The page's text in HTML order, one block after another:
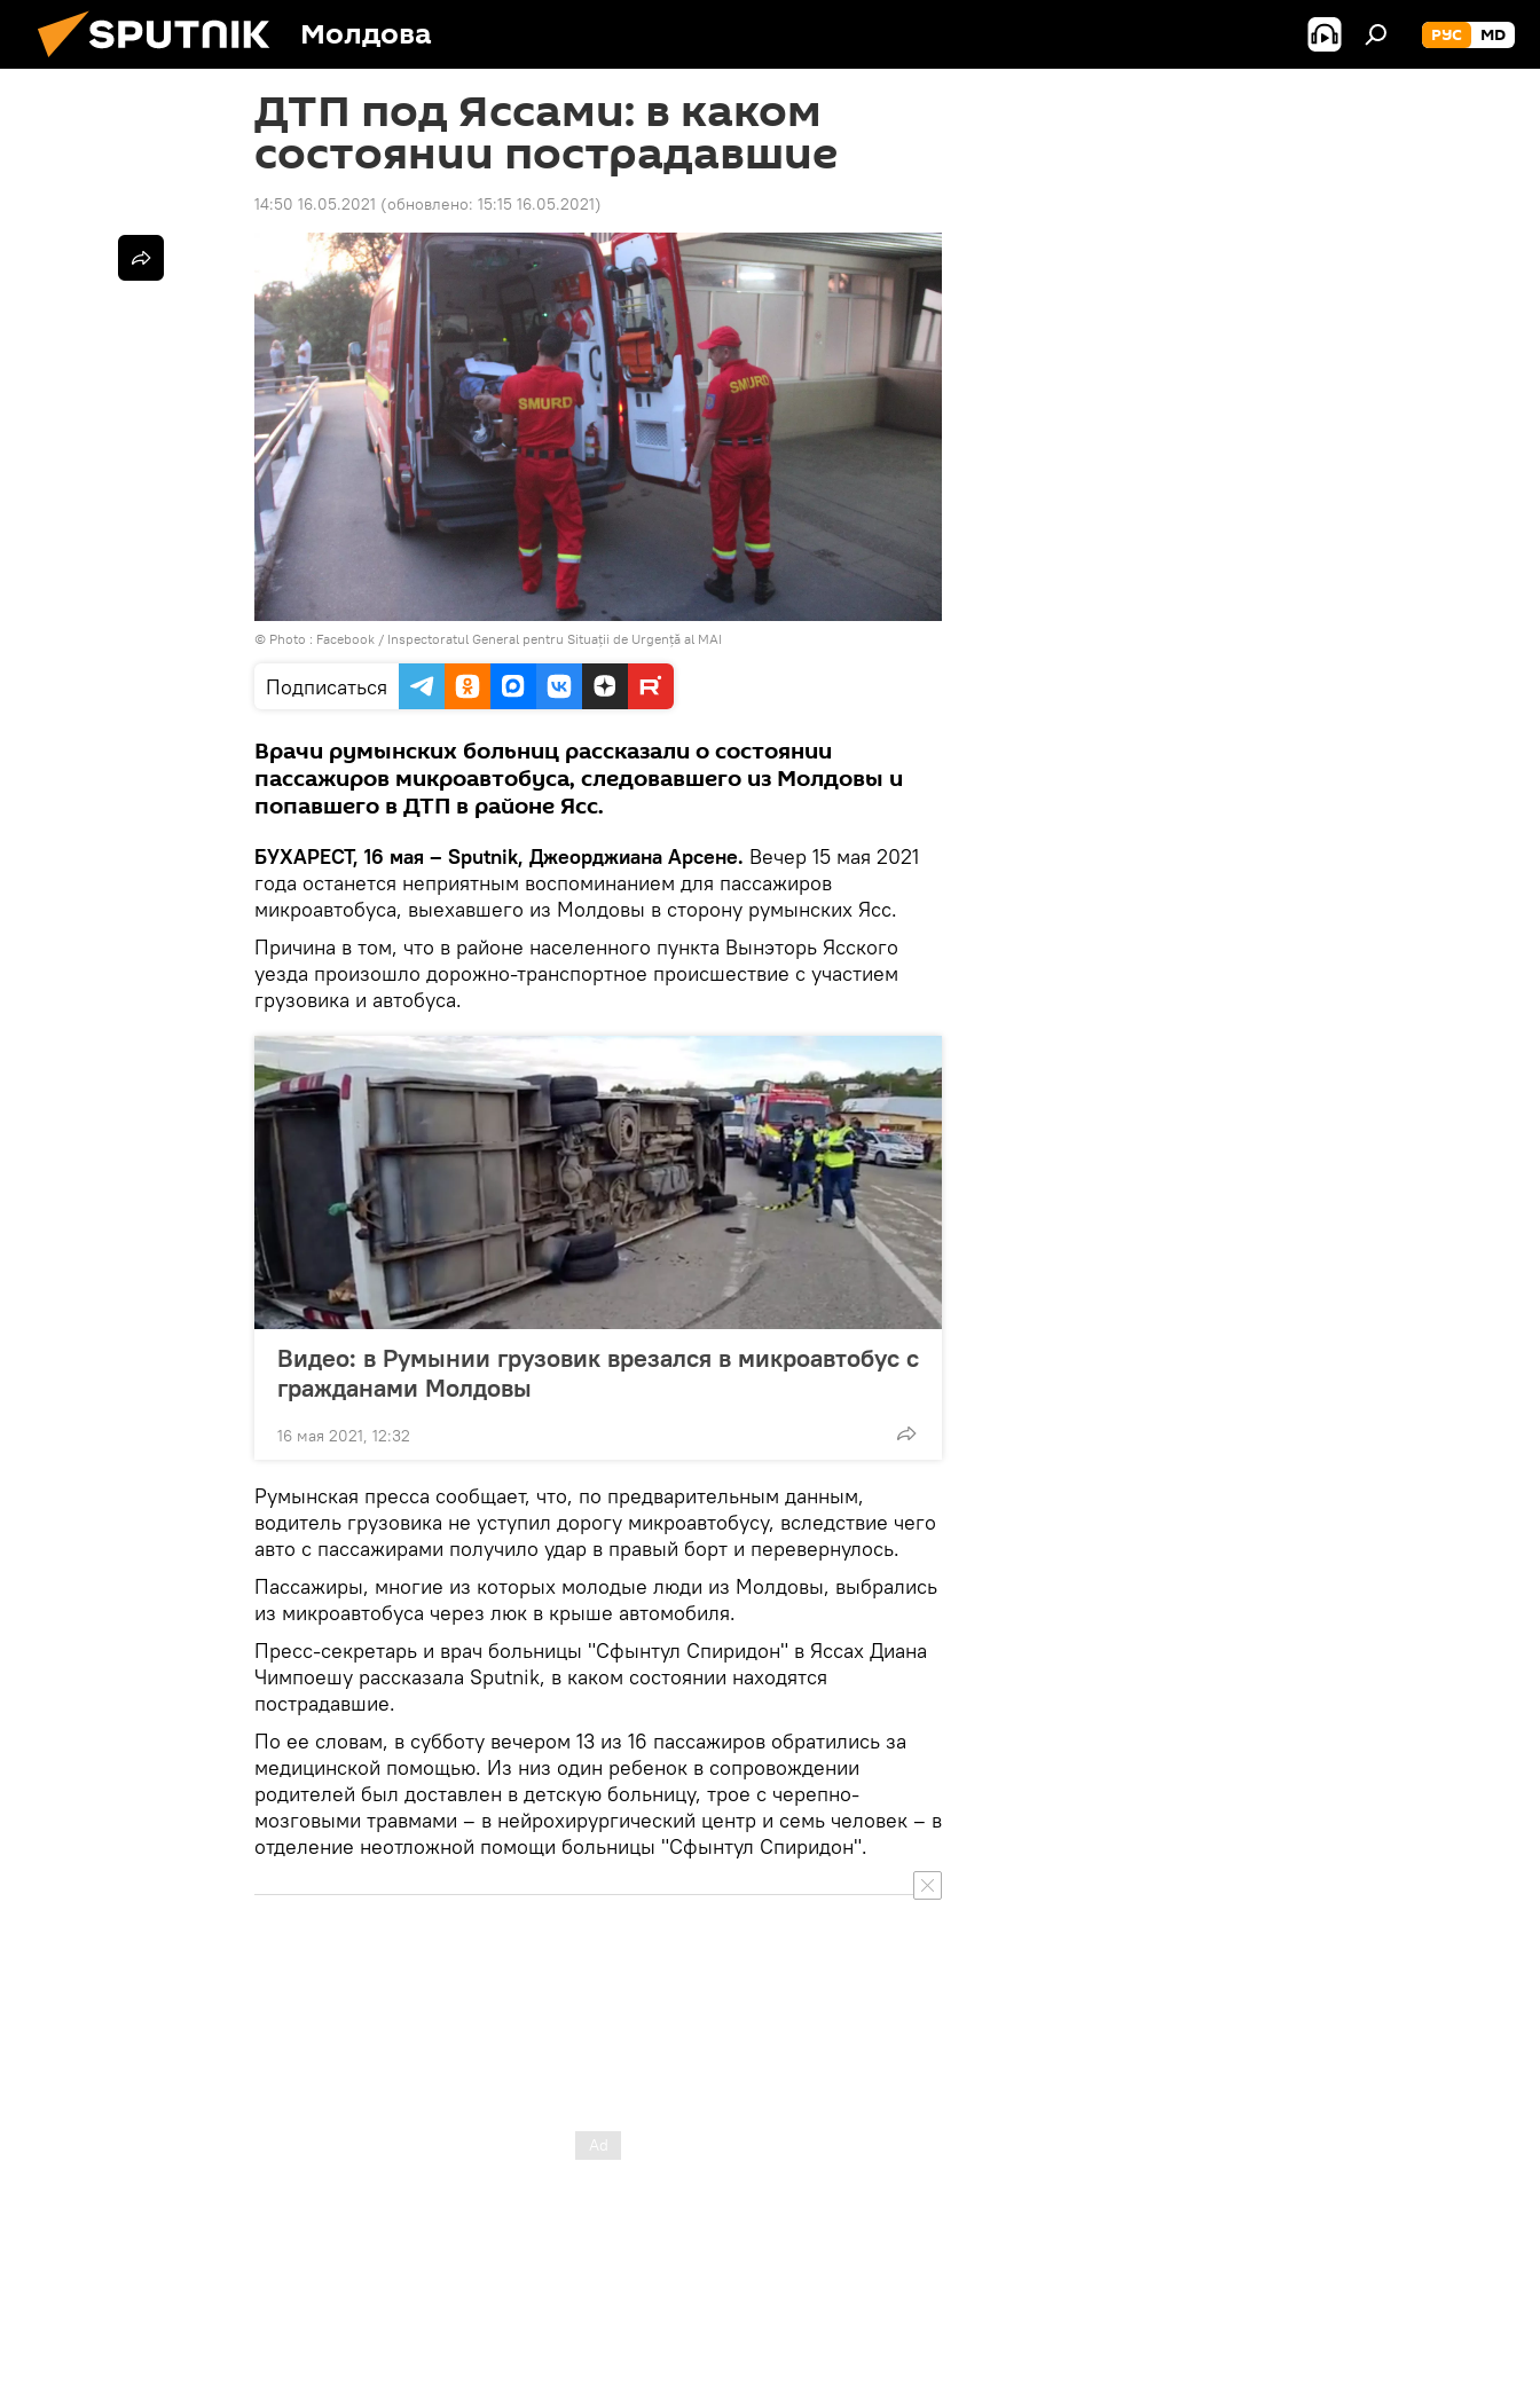
Молдова РУС MD
ДТП под Яссами: в каком
состоянии пострадавшие
14:50 16.05.2021 (обновлено: 15:15 16.05.2021)
© Photo : Facebook / Inspectoratul General pentru Situații de Urgență al MAI
Подписаться
Врачи румынских больниц рассказали о состоянии
пассажиров микроавтобуса, следовавшего из Молдовы и
попавшего в ДТП в районе Ясс.
БУХАРЕСТ, 16 мая – Sputnik, Джеорджиана Арсене. Вечер 15 мая 2021
года останется неприятным воспоминанием для пассажиров
микроавтобуса, выехавшего из Молдовы в сторону румынских Ясс.
Причина в том, что в районе населенного пункта Вынэторь Ясского
уезда произошло дорожно-транспортное происшествие с участием
грузовика и автобуса.
Видео: в Румынии грузовик врезался в микроавтобус с
гражданами Молдовы
16 мая 2021, 12:32
Румынская пресса сообщает, что, по предварительным данным,
водитель грузовика не уступил дорогу микроавтобусу, вследствие чего
авто с пассажирами получило удар в правый борт и перевернулось.
Пассажиры, многие из которых молодые люди из Молдовы, выбрались
из микроавтобуса через люк в крыше автомобиля.
Пресс-секретарь и врач больницы "Сфынтул Спиридон" в Яссах Диана
Чимпоешу рассказала Sputnik, в каком состоянии находятся
пострадавшие.
По ее словам, в субботу вечером 13 из 16 пассажиров обратились за
медицинской помощью. Из низ один ребенок в сопровождении
родителей был доставлен в детскую больницу, трое с черепно-
мозговыми травмами – в нейрохирургический центр и семь человек – в
отделение неотложной помощи больницы "Сфынтул Спиридон".